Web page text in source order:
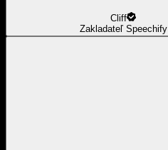
Cliff
Zakladateľ Speechify